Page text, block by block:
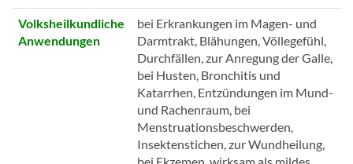
Volksheilkundliche
Anwendungen
bei Erkrankungen im Magen- und
Darmtrakt, Blähungen, Völlegefühl,
Durchfällen, zur Anregung der Galle,
bei Husten, Bronchitis und
Katarrhen, Entzündungen im Mund-
und Rachenraum, bei
Menstruationsbeschwerden,
Insektenstichen, zur Wundheilung,